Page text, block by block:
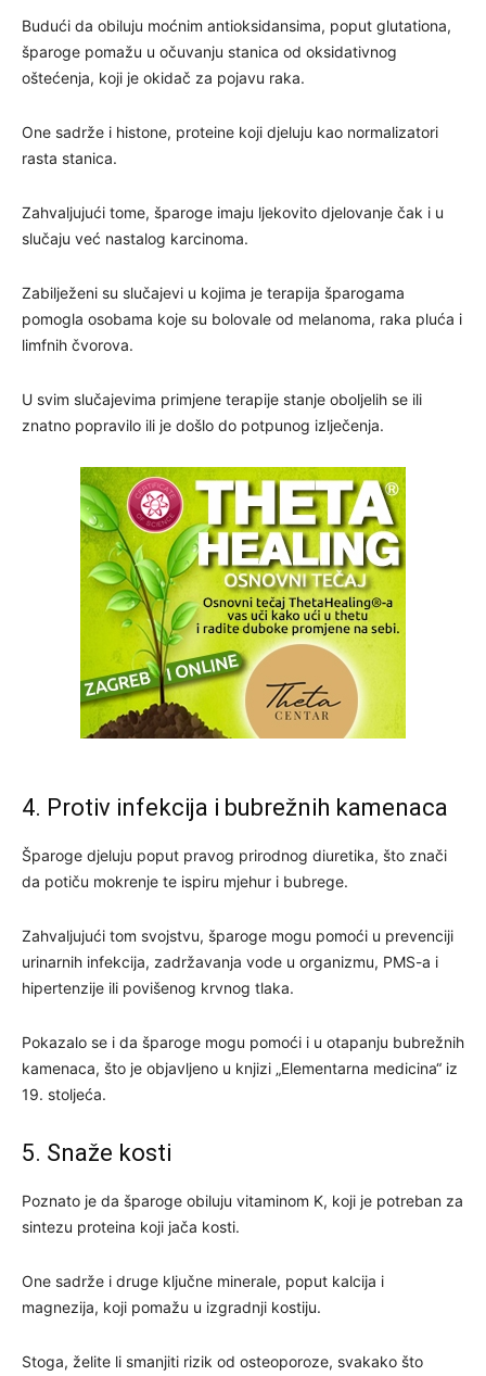
Budući da obiluju moćnim antioksidansima, poput glutationa,
šparoge pomažu u očuvanju stanica od oksidativnog
oštećenja, koji je okidač za pojavu raka.
One sadrže i histone, proteine koji djeluju kao normalizatori
rasta stanica.
Zahvaljujući tome, šparoge imaju ljekovito djelovanje čak i u
slučaju već nastalog karcinoma.
Zabilježeni su slučajevi u kojima je terapija šparogama
pomogla osobama koje su bolovale od melanoma, raka pluća i
limfnih čvorova.
U svim slučajevima primjene terapije stanje oboljelih se ili
znatno popravilo ili je došlo do potpunog izlječenja.
4. Protiv infekcija i bubrežnih kamenaca
Šparoge djeluju poput pravog prirodnog diuretika, što znači
da potiču mokrenje te ispiru mjehur i bubrege.
Zahvaljujući tom svojstvu, šparoge mogu pomoći u prevenciji
urinarnih infekcija, zadržavanja vode u organizmu, PMS-a i
hipertenzije ili povišenog krvnog tlaka.
Pokazalo se i da šparoge mogu pomoći i u otapanju bubrežnih
kamenaca, što je objavljeno u knjizi „Elementarna medicina“ iz
19. stoljeća.
5. Snaže kosti
Poznato je da šparoge obiluju vitaminom K, koji je potreban za
sintezu proteina koji jača kosti.
One sadrže i druge ključne minerale, poput kalcija i
magnezija, koji pomažu u izgradnji kostiju.
Stoga, želite li smanjiti rizik od osteoporoze, svakako što